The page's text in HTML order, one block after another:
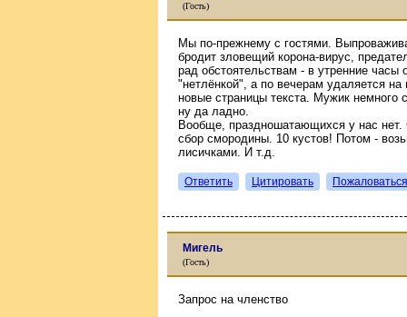
(Гость)
Мы по-прежнему с гостями.
бродит зловещий корона-вирус,
рад обстоятельствам - в утренние часы
"нетлёнкой", а по вечерам удаляется
новые страницы текста. Мужик немного
ну да ладно.
Вообще, праздношатающихся у нас нет.
сбор смородины. 10 кустов! Потом -
лисичками. И т.д.
Ответить Цитировать Пожаловаться
Мигель
(Гость)
Запрос на членство